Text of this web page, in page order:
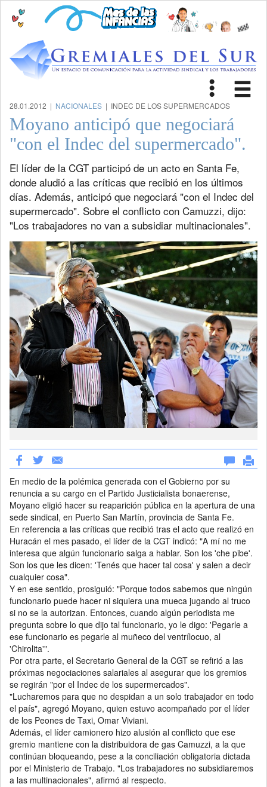
Toggle
28.01.2012 | NACIONALES | INDEC DE LOS SUPERMERCADOS
Moyano anticipó que negociará
"con el Indec del supermercado".
El líder de la CGT participó de un acto en Santa Fe,
donde aludió a las críticas que recibió en los últimos
días. Además, anticipó que negociará "con el Indec del
supermercado". Sobre el conflicto con Camuzzi, dijo:
"Los trabajadores no van a subsidiar multinacionales".
Previous Next
En medio de la polémica generada con el Gobierno por su
renuncia a su cargo en el Partido Justicialista bonaerense,
Moyano eligió hacer su reaparición pública en la apertura de una
sede sindical, en Puerto San Martín, provincia de Santa Fe.
En referencia a las críticas que recibió tras el acto que realizó en
Huracán el mes pasado, el líder de la CGT indicó: "A mí no me
interesa que algún funcionario salga a hablar. Son los 'che pibe'.
Son los que les dicen: 'Tenés que hacer tal cosa' y salen a decir
cualquier cosa".
Y en ese sentido, prosiguió: "Porque todos sabemos que ningún
funcionario puede hacer ni siquiera una mueca jugando al truco
si no se la autorizan. Entonces, cuando algún periodista me
pregunta sobre lo que dijo tal funcionario, yo le digo: 'Pegarle a
ese funcionario es pegarle al muñeco del ventrílocuo, al
'Chirolita'".
Por otra parte, el Secretario General de la CGT se refirió a las
próximas negociaciones salariales al asegurar que los gremios
se regirán "por el Indec de los supermercados".
"Lucharemos para que no despidan a un solo trabajador en todo
el país", agregó Moyano, quien estuvo acompañado por el líder
de los Peones de Taxi, Omar Viviani.
Además, el líder camionero hizo alusión al conflicto que ese
gremio mantiene con la distribuidora de gas Camuzzi, a la que
continúan bloqueando, pese a la conciliación obligatoria dictada
por el Ministerio de Trabajo. "Los trabajadores no subsidiaremos
a las multinacionales", afirmó al respecto.